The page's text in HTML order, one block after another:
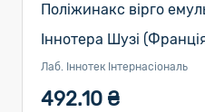
Поліжинакс вірго
Іннотера Шузі
Лаб. Іннотек Інтернасіональ
492.10 ₴